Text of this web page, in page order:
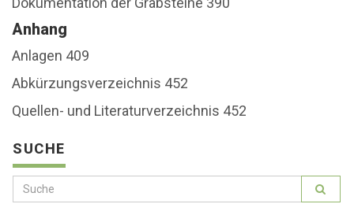
Anhang
Anlagen 409
Abkürzungsverzeichnis 452
Quellen- und Literaturverzeichnis 452
SUCHE